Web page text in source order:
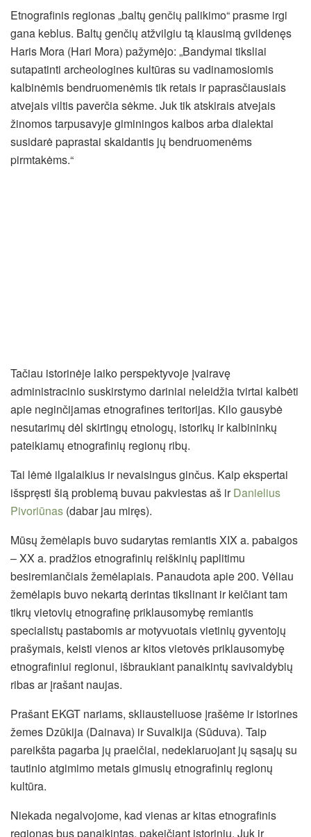
Etnografinis regionas „baltų genčių palikimo“ prasme irgi
gana keblus. Baltų genčių atžvilgiu tą klausimą gvildenęs
Haris Mora (Hari Mora) pažymėjo: „Bandymai tiksliai
sutapatinti archeologines kultūras su vadinamosiomis
kalbinėmis bendruomenėmis tik retais ir paprasčiausiais
atvejais viltis paverčia sėkme. Juk tik atskirais atvejais
žinomos tarpusavyje giminingos kalbos arba dialektai
susidarė paprastai skaidantis jų bendruomenėms
pirmtakėms.“
Tačiau istorinėje laiko perspektyvoje įvairavę
administracinio suskirstymo dariniai neleidžia tvirtai kalbėti
apie neginčijamas etnografines teritorijas. Kilo gausybė
nesutarimų dėl skirtingų etnologų, istorikų ir kalbininkų
pateikiamų etnografinių regionų ribų.
Tai lėmė ilgalaikius ir nevaisingus ginčus. Kaip ekspertai
išspręsti šią problemą buvau pakviestas aš irDanielius
Pivoriūnas (dabar jau miręs).
Mūsų žemėlapis buvo sudarytas remiantis XIX a. pabaigos
– XX a. pradžios etnografinių reiškinių paplitimu
besiremiančiais žemėlapiais. Panaudota apie 200. Vėliau
žemėlapis buvo nekartą derintas tikslinant ir keičiant tam
tikrų vietovių etnografinę priklausomybę remiantis
specialistų pastabomis ar motyvuotais vietinių gyventojų
prašymais, keisti vienos ar kitos vietovės priklausomybę
etnografiniui regionui, išbraukiant panaikintų savivaldybių
ribas ar įrašant naujas.
Prašant EKGT nariams, skliausteliuose įrašėme ir istorines
žemes Dzūkija (Dainava) ir Suvalkija (Sūduva). Taip
pareikšta pagarba jų praeičiai, nedeklaruojant jų sąsajų su
tautinio atgimimo metais gimusių etnografinių regionų
kultūra.
Niekada negalvojome, kad vienas ar kitas etnografinis
regionas bus panaikintas, pakeičiant istoriniu. Juk ir